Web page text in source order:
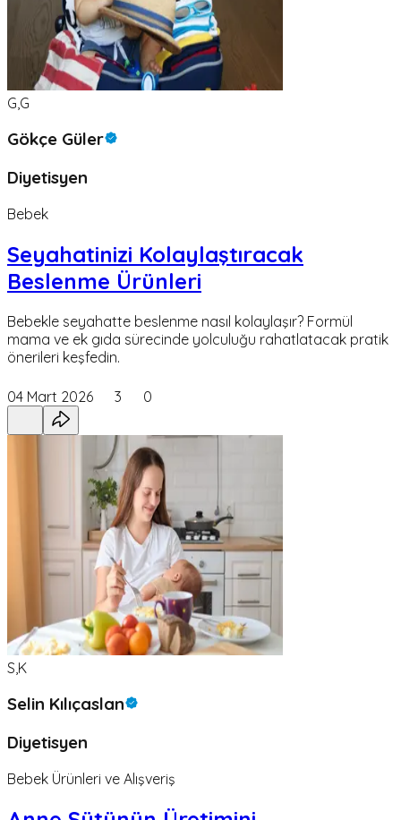
G,G
Gökçe Güler
Diyetisyen
Bebek
Seyahatinizi Kolaylaştıracak
Beslenme Ürünleri
Bebekle seyahatte beslenme nasıl kolaylaşır? Formül
mama ve ek gıda sürecinde yolculuğu rahatlatacak pratik
önerileri keşfedin.
04 Mart 2026 3 0
S,K
Selin Kılıçaslan
Diyetisyen
Bebek Ürünleri ve Alışveriş